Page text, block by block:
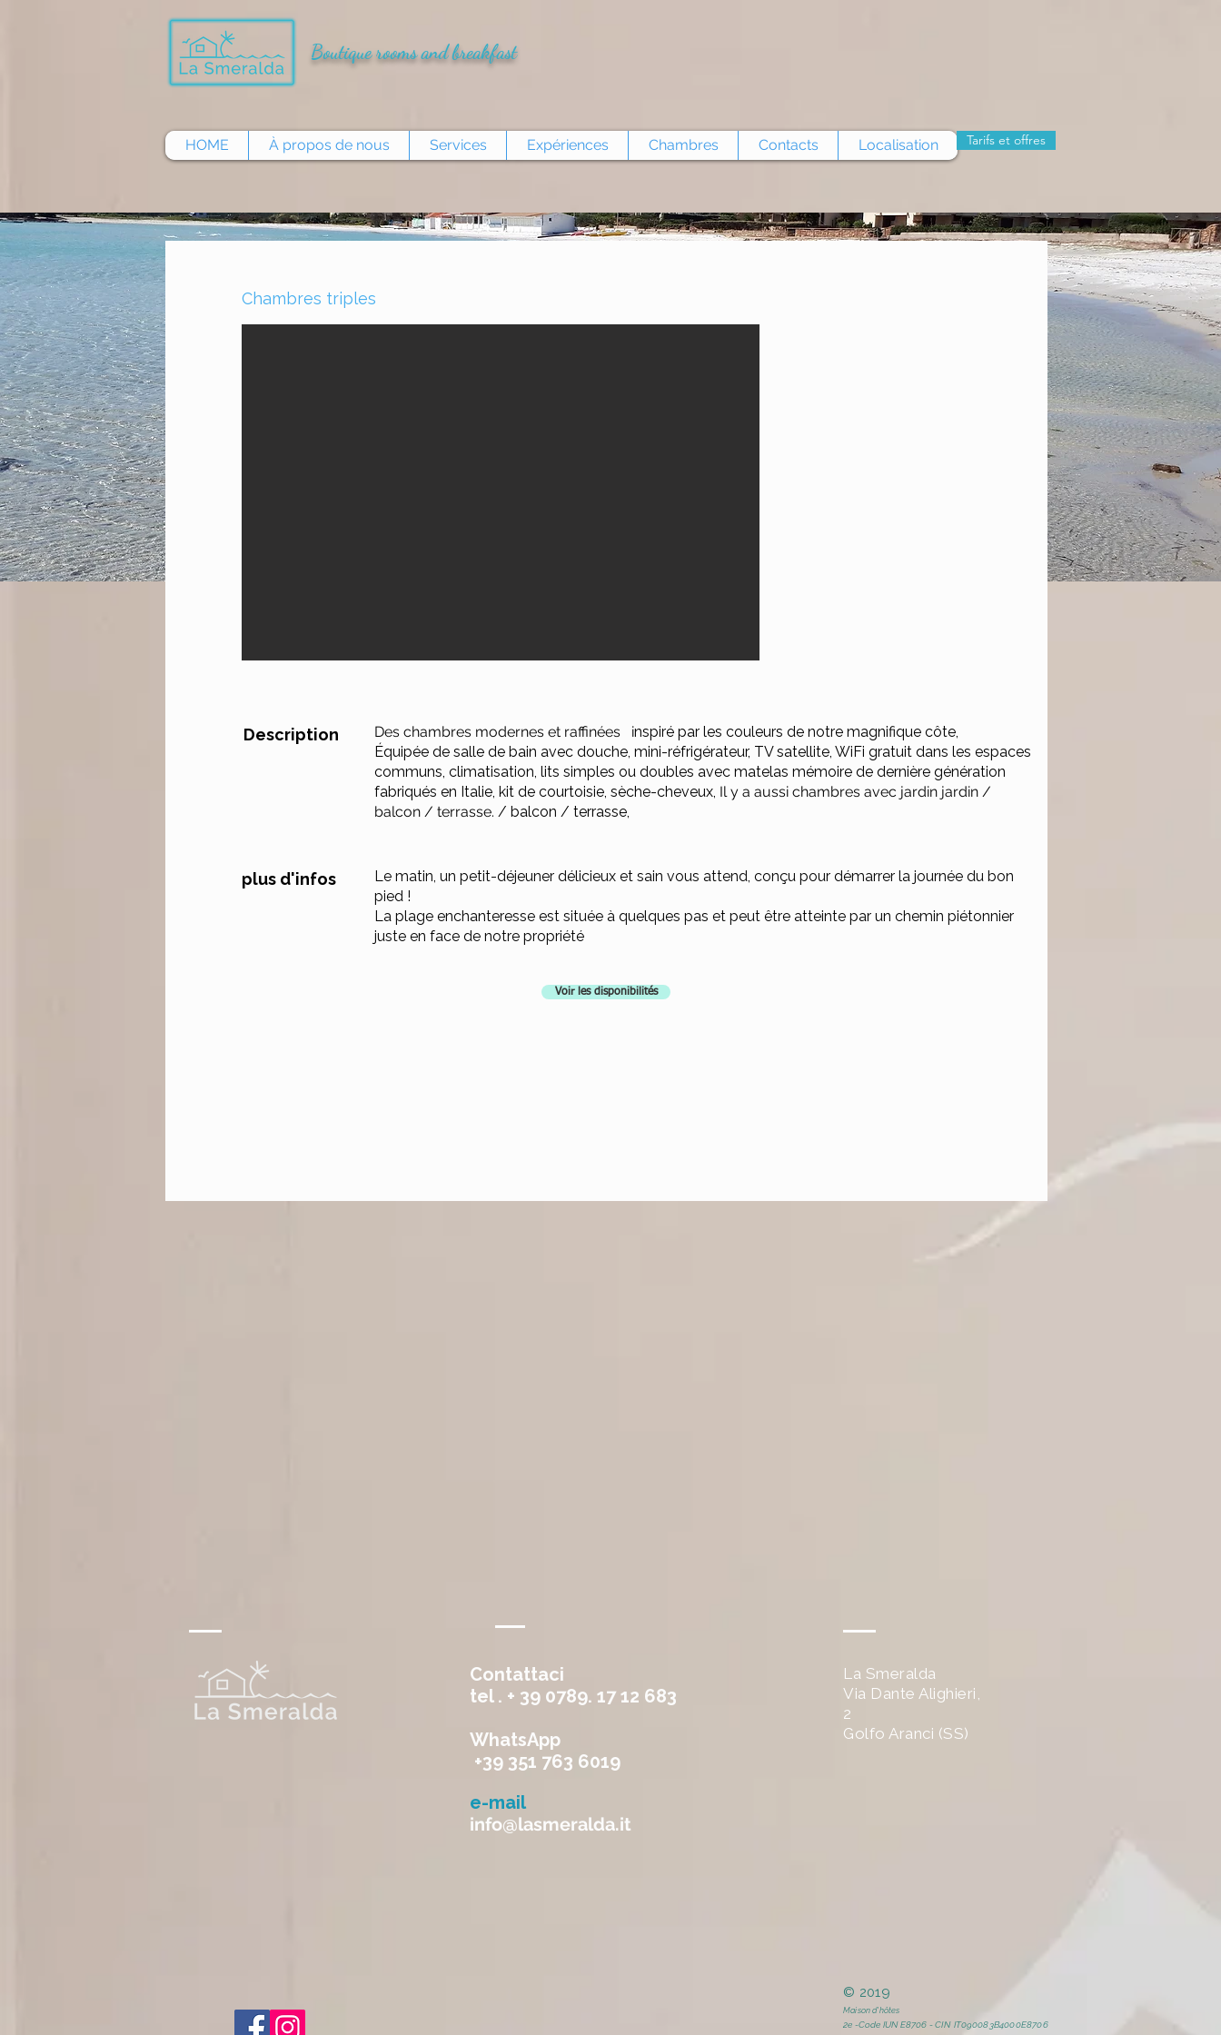
Boutique rooms and breakfast
HOME À propos de nous Services Expériences Chambres Contacts Localisation Tarifs et offres
Chambres triples
Description Des chambres modernes et raffinées inspiré par les couleurs de notre magnifique côte,
Équipée de salle de bain avec douche, mini-réfrigérateur, TV satellite, WiFi gratuit dans les espaces
communs, climatisation, lits simples ou doubles avec matelas mémoire de dernière génération
fabriqués en Italie, kit de courtoisie, sèche-cheveux, Il y a aussi chambres avec jardin jardin /
balcon / terrasse. / balcon / terrasse,
plus d'infos
Le matin, un petit-déjeuner délicieux et sain vous attend, conçu pour démarrer la journée du bon
pied !
La plage enchanteresse est située à quelques pas et peut être atteinte par un chemin piétonnier
juste en face de notre propriété
Voir les disponibilités
Contattaci
tel . + 39 0789. 17 12 683
WhatsApp
+39 351 763 6019
e-mail
info@lasmeralda.it
La Smeralda
Via Dante Alighieri,
2
Golfo Aranci (SS)
© 2019
Maison d'hôtes
2e -Code IUNE8706 - CIN IT090083B4000E8706